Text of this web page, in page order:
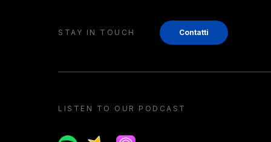
STAY IN TOUCH Contatti
LISTEN TO OUR PODCAST